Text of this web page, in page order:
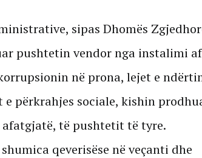
sipas Dhomës
pushtetin vendor nga instalimi
në prona, lejet e
përkrahjes sociale, kishin
të pushtetit të tyre.
qeverisëse në veçanti dhe